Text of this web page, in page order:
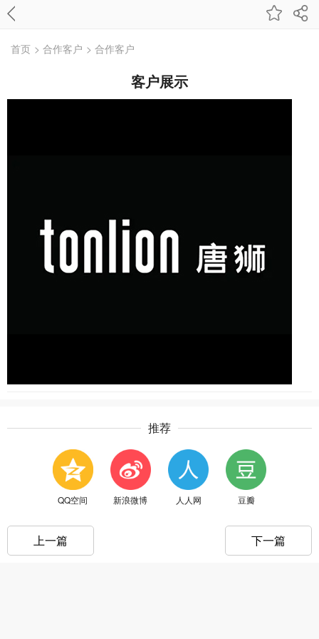
首页 > 合作客户 > 合作客户
客户展示
推荐
QQ空间 新浪微博 人人网 豆瓣
上一篇 下一篇